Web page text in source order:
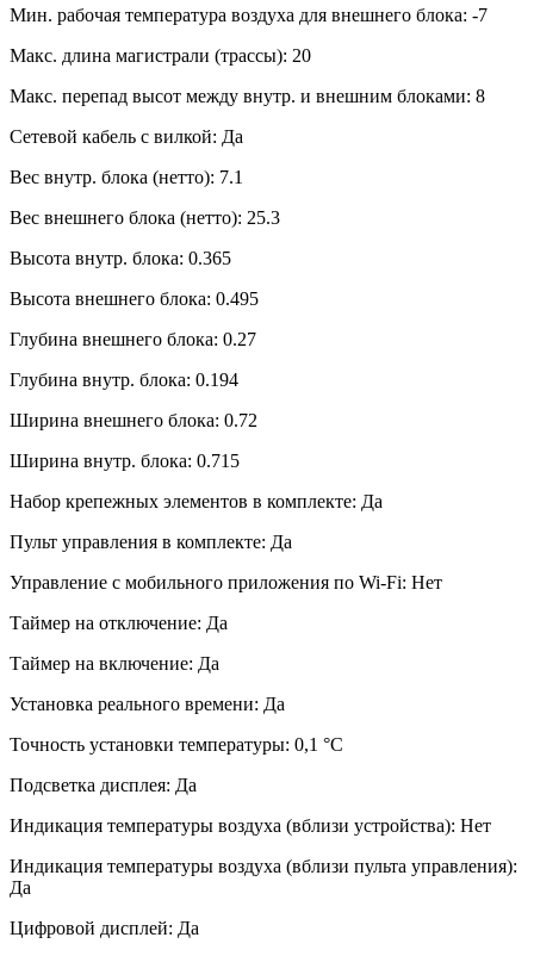
Мин. рабочая температура воздуха для внешнего блока: -7
Макс. длина магистрали (трассы): 20
Макс. перепад высот между внутр. и внешним блоками: 8
Сетевой кабель с вилкой: Да
Вес внутр. блока (нетто): 7.1
Вес внешнего блока (нетто): 25.3
Высота внутр. блока: 0.365
Высота внешнего блока: 0.495
Глубина внешнего блока: 0.27
Глубина внутр. блока: 0.194
Ширина внешнего блока: 0.72
Ширина внутр. блока: 0.715
Набор крепежных элементов в комплекте: Да
Пульт управления в комплекте: Да
Управление c мобильного приложения по Wi-Fi: Нет
Таймер на отключение: Да
Таймер на включение: Да
Установка реального времени: Да
Точность установки температуры: 0,1 °С
Подсветка дисплея: Да
Индикация температуры воздуха (вблизи устройства): Нет
Индикация температуры воздуха (вблизи пульта управления):
Да
Цифровой дисплей: Да